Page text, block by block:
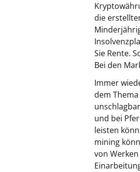
die
Sie Rente.
Bei den
Immer
dem
und bei
leisten
mining
von